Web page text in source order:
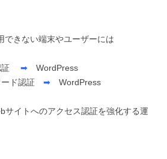
できない端末やユーザーには
証 ➡ WordPress
ード認証 ➡ WordPress
サイトへのアクセス認証を強化する運